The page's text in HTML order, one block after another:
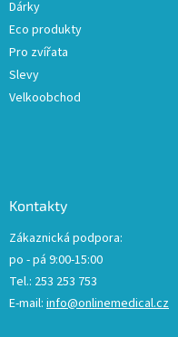
Dárky
Eco produkty
Pro zvířata
Slevy
Velkoobchod
Kontakty
Zákaznická podpora:
po - pá 9:00-15:00
Tel.: 253 253 753
E-mail: info@onlinemedical.cz